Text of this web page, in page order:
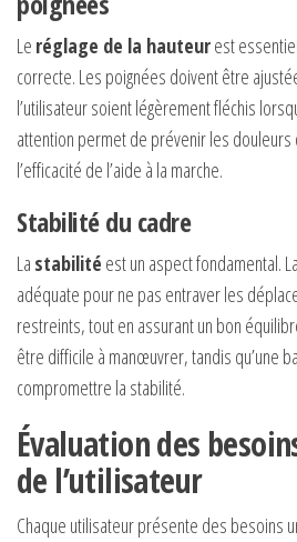
Le réglage de la hauteurest
correcte. Les poignées doivent être
l’utilisateur soient légèrement fléchis
attention permet de prévenir les
l’efficacité de l’aide à la marche.
Stabilité du cadre
La stabilité est un aspect fondamental.
adéquate pour ne pas entraver les
restreints, tout en assurant un bon
être difficile à manœuvrer, tandis qu’une
compromettre la stabilité.
Évaluation des
de l’utilisateur
Chaque utilisateur présente des besoins